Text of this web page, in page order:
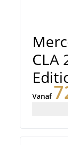
CLA
Vanaf